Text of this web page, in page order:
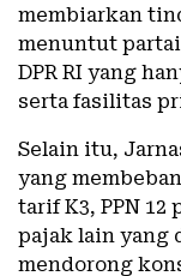
membiarkan
menuntut
DPR RI yang
serta fasilitas
Selain itu,
yang
tarif K3, PPN 12
pajak lain yang
mendorong